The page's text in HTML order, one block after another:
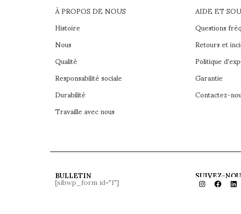
À PROPOS DE NOUS
Histoire
Nous
Qualité
Responsabilité sociale
Durabilité
Travaille avec nous
AIDE ET
Questions
Retours et
Politique
Garantie
Contactez-
BULLETIN
[sibwp_form id="1"]
SUIVEZ-